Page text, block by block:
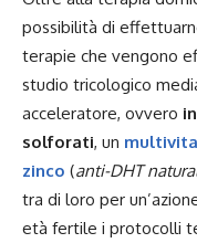
possibilità di
terapie che vengono
studio tricologico
acceleratore, ovvero
solforati, un
zinco (anti-DHT
tra di loro per
età fertile i protocolli